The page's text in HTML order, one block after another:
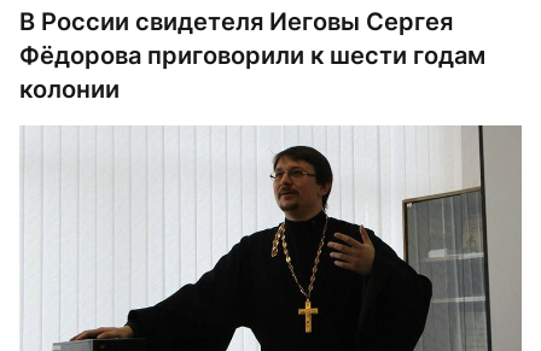
В России свидетеля Иеговы Сергея
Фёдорова приговорили к шести годам
колонии